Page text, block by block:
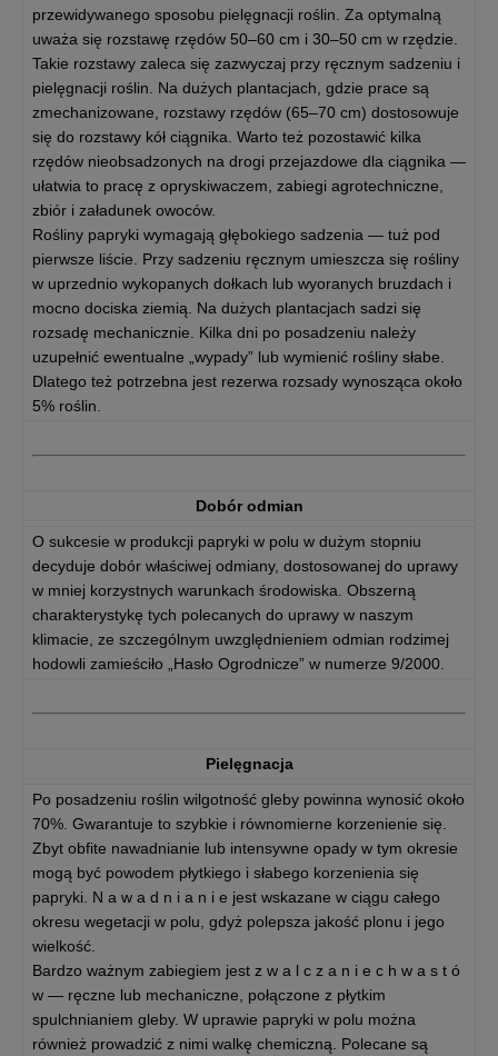
przewidywanego sposobu pielęgnacji roślin. Za optymalną
uważa się rozstawę rzędów 50–60 cm i 30–50 cm w rzędzie.
Takie rozstawy zaleca się zazwyczaj przy ręcznym sadzeniu i
pielęgnacji roślin. Na dużych plantacjach, gdzie prace są
zmechanizowane, rozstawy rzędów (65–70 cm) dostosowuje
się do rozstawy kół ciągnika. Warto też pozostawić kilka
rzędów nieobsadzonych na drogi przejazdowe dla ciągnika —
ułatwia to pracę z opryskiwaczem, zabiegi agrotechniczne,
zbiór i załadunek owoców.
Rośliny papryki wymagają głębokiego sadzenia — tuż pod
pierwsze liście. Przy sadzeniu ręcznym umieszcza się rośliny
w uprzednio wykopanych dołkach lub wyoranych bruzdach i
mocno dociska ziemią. Na dużych plantacjach sadzi się
rozsadę mechanicznie. Kilka dni po posadzeniu należy
uzupełnić ewentualne „wypady” lub wymienić rośliny słabe.
Dlatego też potrzebna jest rezerwa rozsady wynosząca około
5% roślin.
Dobór odmian
O sukcesie w produkcji papryki w polu w dużym stopniu
decyduje dobór właściwej odmiany, dostosowanej do uprawy
w mniej korzystnych warunkach środowiska. Obszerną
charakterystykę tych polecanych do uprawy w naszym
klimacie, ze szczególnym uwzględnieniem odmian rodzimej
hodowli zamieściło „Hasło Ogrodnicze” w numerze 9/2000.
Pielęgnacja
Po posadzeniu roślin wilgotność gleby powinna wynosić około
70%. Gwarantuje to szybkie i równomierne korzenienie się.
Zbyt obfite nawadnianie lub intensywne opady w tym okresie
mogą być powodem płytkiego i słabego korzenienia się
papryki. N a w a d n i a n i e jest wskazane w ciągu całego
okresu wegetacji w polu, gdyż polepsza jakość plonu i jego
wielkość.
Bardzo ważnym zabiegiem jest z w a l c z a n i e c h w a s t ó
w — ręczne lub mechaniczne, połączone z płytkim
spulchnianiem gleby. W uprawie papryki w polu można
również prowadzić z nimi walkę chemiczną. Polecane są